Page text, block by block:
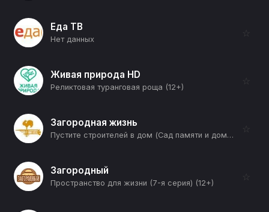
Еда ТВ
Нет данных
☆
Живая природа HD
Реликтовая туранговая роща (12+)
☆
Загородная жизнь
Пустите строителей в дом (Сад памяти и домашний офис) (12+)
☆
Загородный
Пространство для жизни (7-я серия) (12+)
☆